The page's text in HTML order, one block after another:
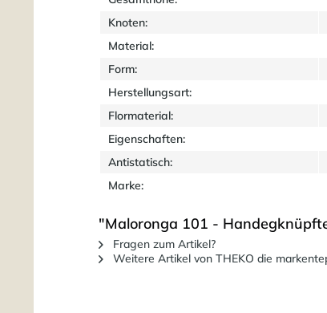
Knoten:
Material:
Form:
Herstellungsart:
Flormaterial:
Eigenschaften:
Antistatisch:
Marke:
"Maloronga 101 -
Fragen zum Artikel?
Weitere Artikel von THEKO die